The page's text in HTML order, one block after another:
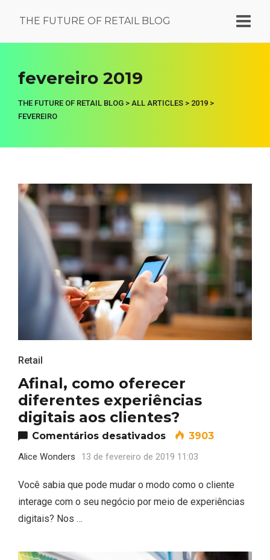
THE FUTURE OF RETAIL BLOG
fevereiro 2019
THE FUTURE OF RETAIL BLOG > ALL ARTICLES > 2019 >
FEVEREIRO
Retail
Afinal, como oferecer
diferentes experiências
digitais aos clientes?
Comentários desativadosem Afinal, como
3903
Alice Wonders 13 de fevereiro de 2019 11:03
Você sabia que pode mudar o modo como o cliente
interage com o seu negócio por meio de experiências
digitais? Nos …